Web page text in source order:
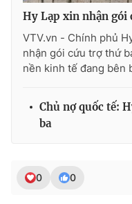
Cơ quan chủ quản:Đài
Cơ quan báo chí:
Thời báo
Giấy phép hoạt động báo
cấp ngày 29/12/2023
Vũ Thanh
Phó Tổng Biên tập:
Nguyễn Trọng Ninh
Tổng đài VTV:
Email:
toasoan@vtv.vn
Hy Lạp xin nhận gói
VTV.vn - Chính phủ
nhận gói cứu trợ thứ
nền kinh tế đang bên
Chủ nợ quốc tế:
ba
0 0